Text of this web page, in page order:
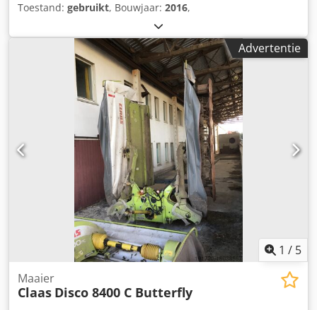
Toestand: gebruikt, Bouwjaar: 2016,
Advertentie
1 / 5
Maaier
Claas Disco 8400 C Butterfly